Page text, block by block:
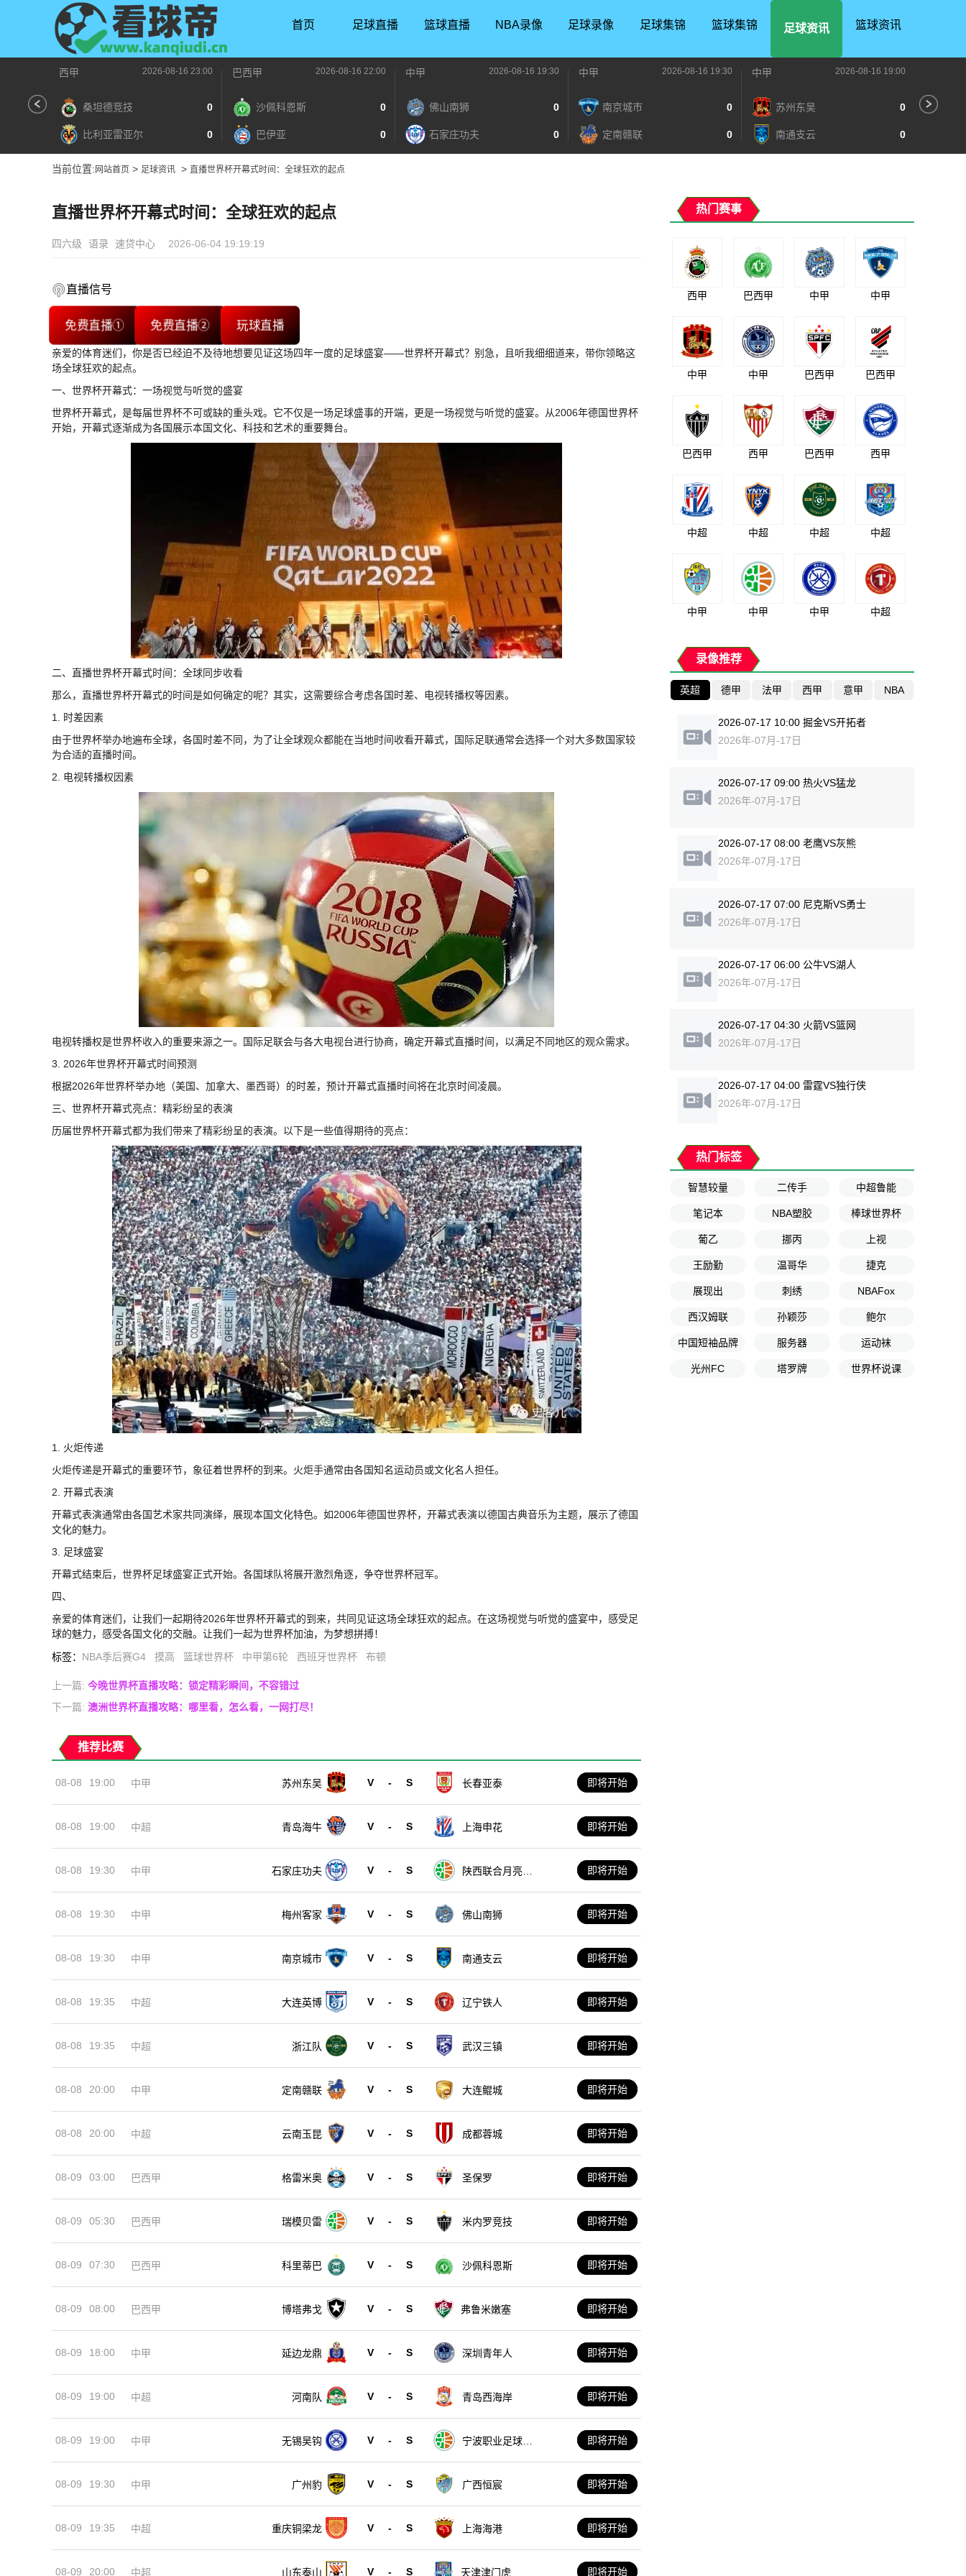
首页 足球直播 篮球直播 NBA录像 足球录像 足球集锦 篮球集锦 足球资讯 篮球资讯
西甲 2026-08-16 23:00
桑坦德竞技 0
比利亚雷亚尔 0
巴西甲 2026-08-16 22:00
沙佩科恩斯 0
巴伊亚 0
中甲 2026-08-16 19:30
佛山南狮 0
石家庄功夫 0
中甲 2026-08-16 19:30
南京城市 0
定南赣联 0
中甲 2026-08-16 19:00
苏州东吴 0
南通支云 0
当前位置: 网站首页 > 足球资讯 > 直播世界杯开幕式时间：全球狂欢的起点
直播世界杯开幕式时间：全球狂欢的起点
四六级 语录 速贷中心 2026-06-04 19:19:19
直播信号
免费直播① 免费直播② 玩球直播
亲爱的体育迷们，你是否已经迫不及待地想要见证这场四年一度的足球盛宴——世界杯开幕式？别急，且听我细细道来，带你领略这
场全球狂欢的起点。
一、世界杯开幕式：一场视觉与听觉的盛宴
世界杯开幕式，是每届世界杯不可或缺的重头戏。它不仅是一场足球盛事的开端，更是一场视觉与听觉的盛宴。从2006年德国世界杯
开始，开幕式逐渐成为各国展示本国文化、科技和艺术的重要舞台。
二、直播世界杯开幕式时间：全球同步收看
那么，直播世界杯开幕式的时间是如何确定的呢？其实，这需要综合考虑各国时差、电视转播权等因素。
1. 时差因素
由于世界杯举办地遍布全球，各国时差不同，为了让全球观众都能在当地时间收看开幕式，国际足联通常会选择一个对大多数国家较
为合适的直播时间。
2. 电视转播权因素
电视转播权是世界杯收入的重要来源之一。国际足联会与各大电视台进行协商，确定开幕式直播时间，以满足不同地区的观众需求。
3. 2026年世界杯开幕式时间预测
根据2026年世界杯举办地（美国、加拿大、墨西哥）的时差，预计开幕式直播时间将在北京时间凌晨。
三、世界杯开幕式亮点：精彩纷呈的表演
历届世界杯开幕式都为我们带来了精彩纷呈的表演。以下是一些值得期待的亮点：
1. 火炬传递
火炬传递是开幕式的重要环节，象征着世界杯的到来。火炬手通常由各国知名运动员或文化名人担任。
2. 开幕式表演
开幕式表演通常由各国艺术家共同演绎，展现本国文化特色。如2006年德国世界杯，开幕式表演以德国古典音乐为主题，展示了德国
文化的魅力。
3. 足球盛宴
开幕式结束后，世界杯足球盛宴正式开始。各国球队将展开激烈角逐，争夺世界杯冠军。
四、
亲爱的体育迷们，让我们一起期待2026年世界杯开幕式的到来，共同见证这场全球狂欢的起点。在这场视觉与听觉的盛宴中，感受足
球的魅力，感受各国文化的交融。让我们一起为世界杯加油，为梦想拼搏！
标签： NBA季后赛G4 摸高 篮球世界杯 中甲第6轮 西班牙世界杯 布顿
上一篇: 今晚世界杯直播攻略：锁定精彩瞬间，不容错过
下一篇: 澳洲世界杯直播攻略：哪里看，怎么看，一网打尽！
推荐比赛
08-08 19:00 中甲 苏州东吴 V - S 长春亚泰 即将开始
08-08 19:00 中超 青岛海牛 V - S 上海申花 即将开始
08-08 19:30 中甲 石家庄功夫 V - S
陕西联合月亮泊
即将开始
08-08 19:30 中甲 梅州客家 V - S 佛山南狮 即将开始
08-08 19:30 中甲 南京城市 V - S 南通支云 即将开始
08-08 19:35 中超 大连英博 V - S 辽宁铁人 即将开始
08-08 19:35 中超 浙江队 V - S 武汉三镇 即将开始
08-08 20:00 中甲 定南赣联 V - S 大连鲲城 即将开始
08-08 20:00 中超 云南玉昆 V - S 成都蓉城 即将开始
08-09 03:00 巴西甲 格雷米奥 V - S 圣保罗 即将开始
08-09 05:30 巴西甲 瑞模贝雷 V - S 米内罗竞技 即将开始
08-09 07:30 巴西甲 科里蒂巴 V - S 沙佩科恩斯 即将开始
08-09 08:00 巴西甲 博塔弗戈 V - S 弗鲁米嫩塞 即将开始
08-09 18:00 中甲 延边龙鼎 V - S 深圳青年人 即将开始
08-09 19:00 中超 河南队 V - S 青岛西海岸 即将开始
08-09 19:00 中甲 无锡吴钩 V - S
宁波职业足球俱
即将开始
08-09 19:30 中甲 广州豹 V - S 广西恒宸 即将开始
08-09 19:35 中超 重庆铜梁龙 V - S 上海海港 即将开始
08-09 20:00 中超 山东泰山 V - S 天津津门虎 即将开始
热门赛事
西甲 巴西甲 中甲 中甲
中甲 中甲 巴西甲 巴西甲
巴西甲 西甲 巴西甲 西甲
中超 中超 中超 中超
中甲 中甲 中甲 中超
录像推荐
英超 德甲 法甲 西甲 意甲 NBA
2026-07-17 10:00 掘金VS开拓者
2026年-07月-17日
2026-07-17 09:00 热火VS猛龙
2026年-07月-17日
2026-07-17 08:00 老鹰VS灰熊
2026年-07月-17日
2026-07-17 07:00 尼克斯VS勇士
2026年-07月-17日
2026-07-17 06:00 公牛VS湖人
2026年-07月-17日
2026-07-17 04:30 火箭VS篮网
2026年-07月-17日
2026-07-17 04:00 雷霆VS独行侠
2026年-07月-17日
热门标签
智慧较量 二传手 中超鲁能
笔记本 NBA塑胶 棒球世界杯
葡乙 挪丙 上视
王励勤 温哥华 捷克
展现出 刺绣 NBAFox
西汉姆联 孙颖莎 鲍尔
中国短袖品牌 服务器 运动袜
光州FC 塔罗牌 世界杯说课